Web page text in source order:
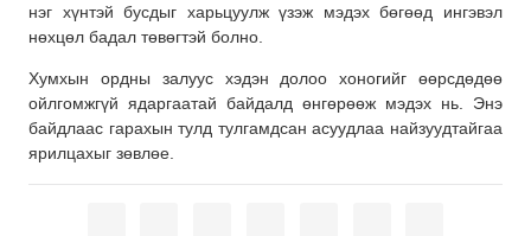
нэг хүнтэй бусдыг харьцуулж үзэж мэдэх бөгөөд ингэвэл
нөхцөл бадал төвөгтэй болно.
Хумхын ордны залуус хэдэн долоо хоногийг өөрсдөдөө
ойлгомжгүй ядаргаатай байдалд өнгөрөөж мэдэх нь. Энэ
байдлаас гарахын тулд тулгамдсан асуудлаа найзуудтайгаа
ярилцахыг зөвлөе.